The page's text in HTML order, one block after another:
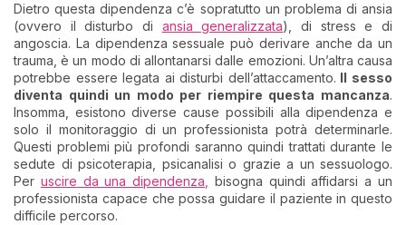
Dietro questa dipendenza c’è sopratutto un problema di ansia
(ovvero il disturbo di ansia generalizzata), di stress e di
angoscia. La dipendenza sessuale può derivare anche da un
trauma, è un modo di allontanarsi dalle emozioni. Un’altra causa
potrebbe essere legata ai disturbi dell’attaccamento. Il sesso
diventa quindi un modo per riempire questa mancanza.
Insomma, esistono diverse cause possibili alla dipendenza e
solo il monitoraggio di un professionista potrà determinarle.
Questi problemi più profondi saranno quindi trattati durante le
sedute di psicoterapia, psicanalisi o grazie a un sessuologo.
Per uscire da una dipendenza,
bisogna quindi affidarsi a un
professionista capace che possa guidare il paziente in questo
difficile percorso.